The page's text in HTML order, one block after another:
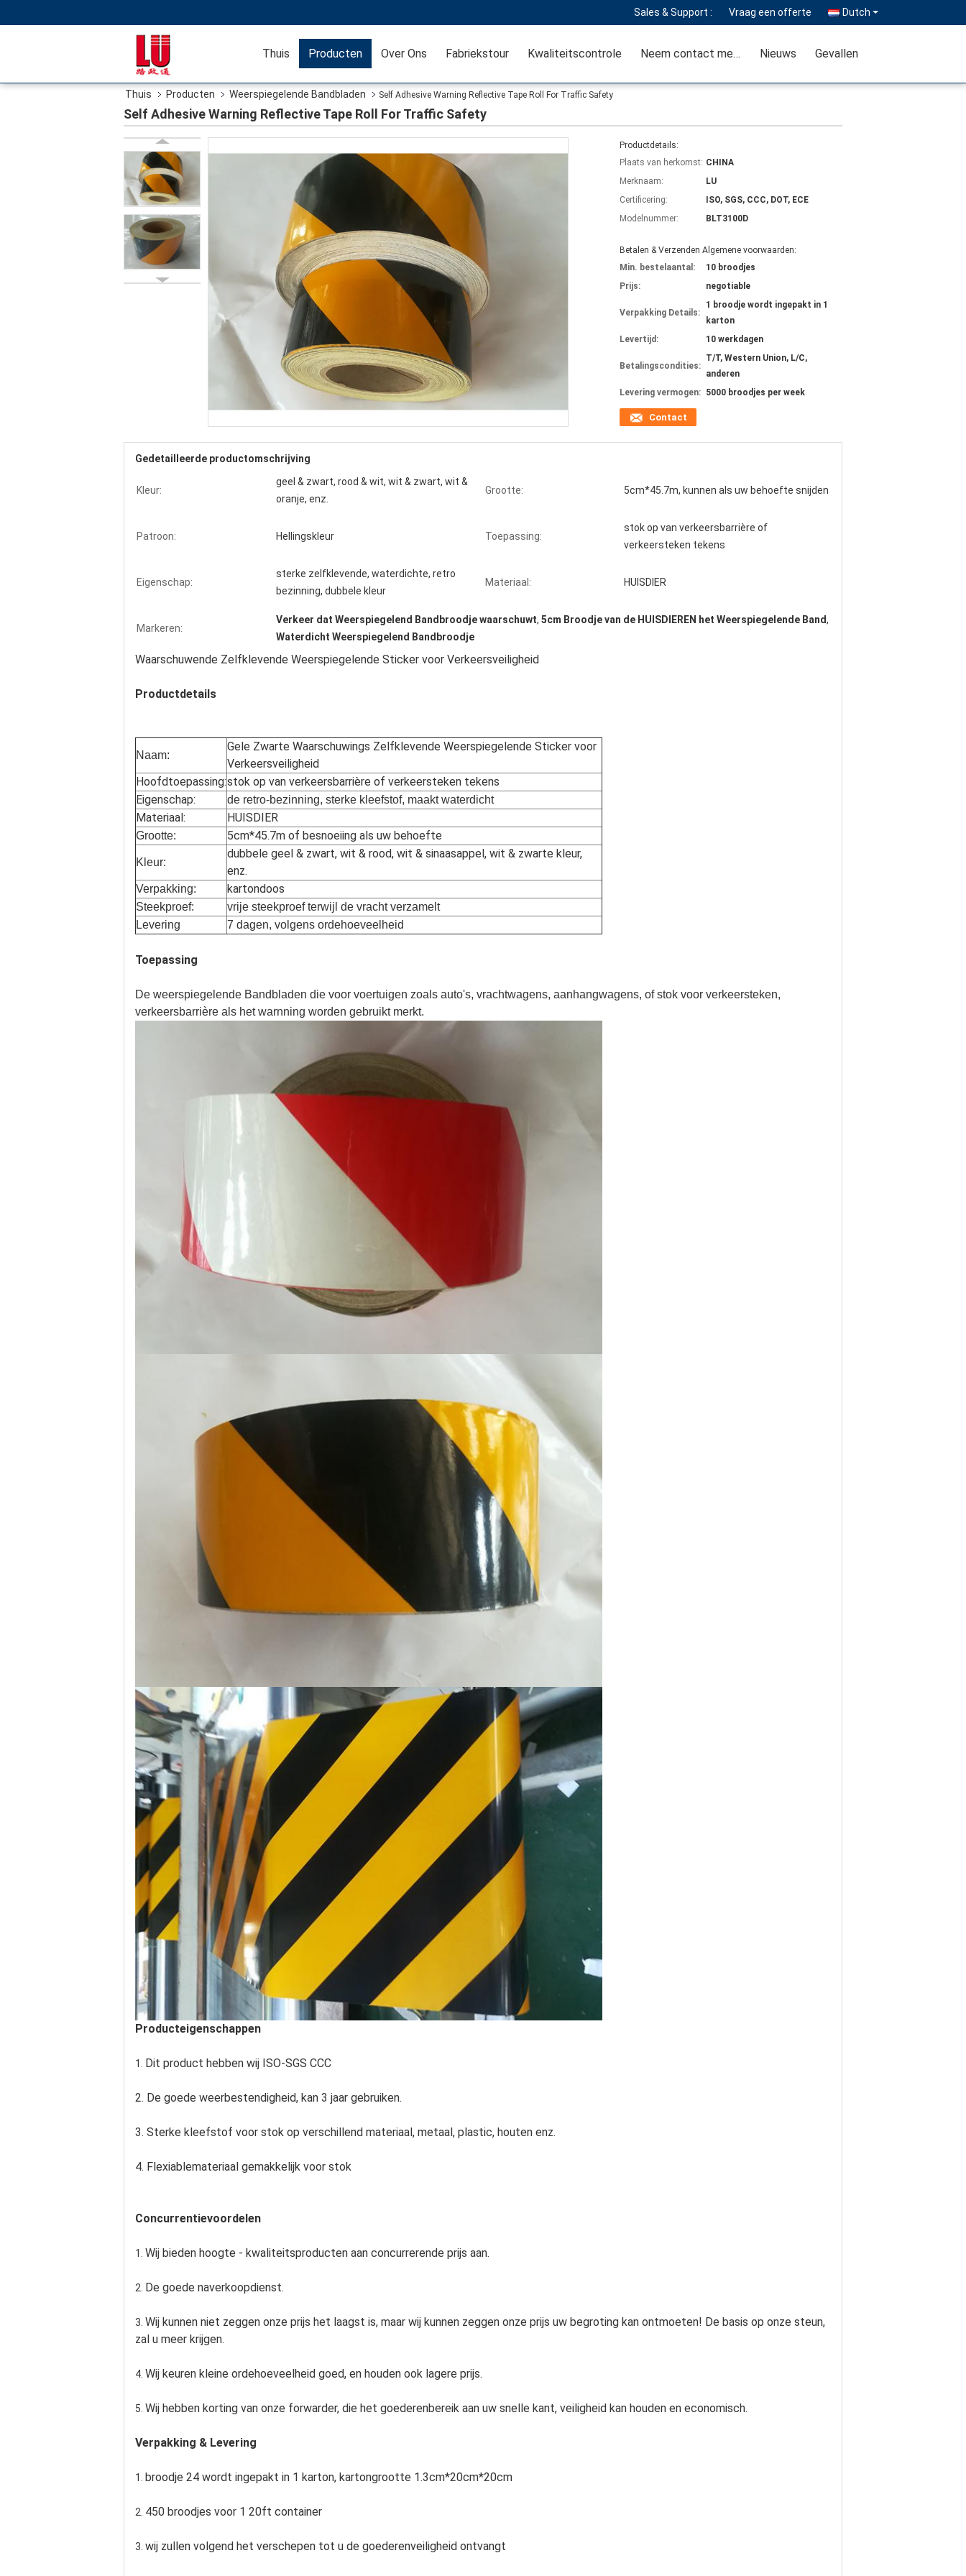
Sales & Support : Vraag een offerte Dutch
Thuis Producten Over Ons Fabriekstour Kwaliteitscontrole Neem contact met ons op Nieuws Gevallen
Thuis Producten Weerspiegelende Bandbladen Self Adhesive Warning Reflective Tape Roll For Traffic Safety
Self Adhesive Warning Reflective Tape Roll For Traffic Safety
Productdetails:
Plaats van herkomst: CHINA
Merknaam:
LU
Certificering:
ISO, SGS, CCC, DOT, ECE
Modelnummer:
BLT3100D
Betalen & Verzenden Algemene voorwaarden:
Min. bestelaantal:
10 broodjes
Prijs:
negotiable
Verpakking Details:
1 broodje wordt ingepakt in 1
karton
Levertijd:
10 werkdagen
Betalingscondities:
T/T, Western Union, L/C,
anderen
Levering vermogen: 5000 broodjes per week
Contact
Gedetailleerde productomschrijving
Kleur:
geel & zwart, rood & wit, wit & zwart, wit &
oranje, enz.
Grootte: 5cm*45.7m, kunnen als uw behoefte snijden
Patroon: Hellingskleur Toepassing:
stok op van verkeersbarrière of
verkeersteken tekens
Eigenschap:
sterke zelfklevende, waterdichte, retro
bezinning, dubbele kleur
Materiaal: HUISDIER
Markeren:
Verkeer dat Weerspiegelend Bandbroodje waarschuwt, 5cm Broodje van de HUISDIEREN het Weerspiegelende Band,
Waterdicht Weerspiegelend Bandbroodje
Waarschuwende Zelfklevende Weerspiegelende Sticker voor Verkeersveiligheid
Productdetails
Naam:
Gele Zwarte Waarschuwings Zelfklevende Weerspiegelende Sticker voor
Verkeersveiligheid
Hoofdtoepassing:stok op van verkeersbarrière of verkeersteken tekens
Eigenschap:
de retro-bezinning, sterke kleefstof, maakt waterdicht
Materiaal: HUISDIER
Grootte: 5cm*45.7m of besnoeiing als uw behoefte
Kleur:
dubbele geel & zwart, wit & rood, wit & sinaasappel, wit & zwarte kleur,
enz.
Verpakking: kartondoos
Steekproef:
vrije steekproef terwijl de vracht verzamelt
Levering
7 dagen, volgens ordehoeveelheid
Toepassing
De weerspiegelende Bandbladen die voor voertuigen zoals auto's, vrachtwagens, aanhangwagens, of stok voor verkeersteken,
verkeersbarrière als het warnning worden gebruikt merkt.
Producteigenschappen
1. Dit product hebben wij ISO-SGS CCC
2. De goede weerbestendigheid, kan 3 jaar gebruiken.
3. Sterke kleefstof voor stok op verschillend materiaal, metaal, plastic, houten enz.
4. Flexiablemateriaal gemakkelijk voor stok
Concurrentievoordelen
1. Wij bieden hoogte - kwaliteitsproducten aan concurrerende prijs aan.
2. De goede naverkoopdienst.
3. Wij kunnen niet zeggen onze prijs het laagst is, maar wij kunnen zeggen onze prijs uw begroting kan ontmoeten! De basis op onze steun,
zal u meer krijgen.
4. Wij keuren kleine ordehoeveelheid goed, en houden ook lagere prijs.
5. Wij hebben korting van onze forwarder, die het goederenbereik aan uw snelle kant, veiligheid kan houden en economisch.
Verpakking & Levering
1. broodje 24 wordt ingepakt in 1 karton, kartongrootte 1.3cm*20cm*20cm
2. 450 broodjes voor 1 20ft container
3. wij zullen volgend het verschepen tot u de goederenveiligheid ontvangt